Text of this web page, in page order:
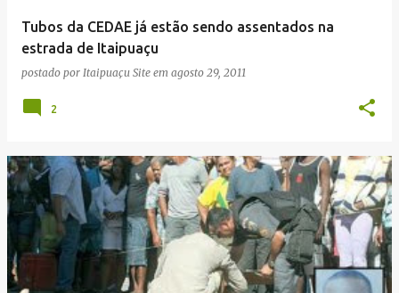
Tubos da CEDAE já estão sendo assentados na
estrada de Itaipuaçu
postado por Itaipuaçu Site em agosto 29, 2011
2